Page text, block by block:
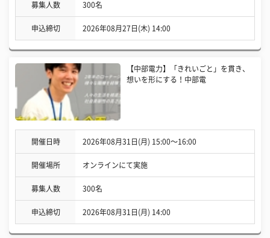
募集人数 300名
申込締切 2026年08月27日(木) 14:00
【中部電力】「きれいごと」を貫き、
想いを形にする！中部電
開催日時 2026年08月31日(月) 15:00〜16:00
開催場所 オンラインにて実施
募集人数 300名
申込締切 2026年08月31日(月) 14:00